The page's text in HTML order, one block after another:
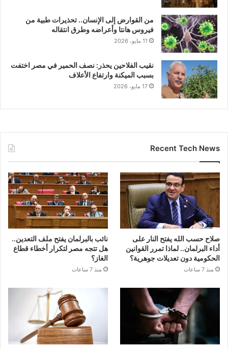
من القوارض إلى الإنسان.. تحذيرات طبية من
فيروس هانتا وأعراضه وطرق انتقاله
11 مايو، 2026
نقيب الفلاحين يحذر: نصف الحمير في مصر اختفت
بسبب الميكنة وارتفاع الأعلاف
17 مايو، 2026
Recent Tech News
صلاح حسب الله يفتح النار على
أداء البرلمان.. لماذا تمرر القوانين
الحكومية دون تعديلات جوهرية؟
منذ 7 ساعات
نائب بالبرلمان يفتح ملف التعدين..
هل تتجه مصر لتكرار أخطاء قطاع
الغاز؟
منذ 7 ساعات